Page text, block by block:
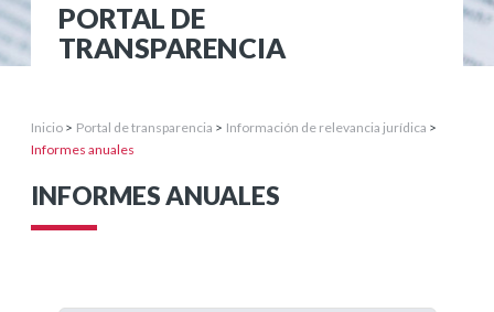
PORTAL DE
TRANSPARENCIA
Inicio > Portal de transparencia > Información de relevancia jurídica >
Informes anuales
INFORMES ANUALES